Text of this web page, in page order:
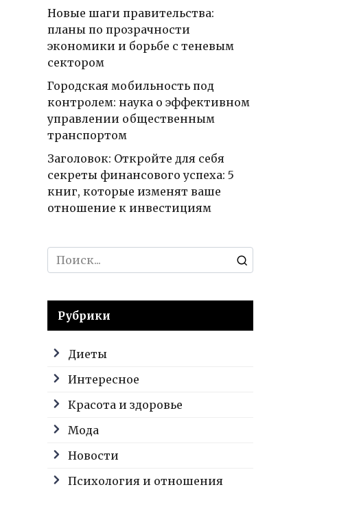
Новые шаги правительства:
планы по прозрачности
экономики и борьбе с теневым
сектором
Городская мобильность под
контролем: наука о эффективном
управлении общественным
транспортом
Заголовок: Откройте для себя
секреты финансового успеха: 5
книг, которые изменят ваше
отношение к инвестициям
Search
for:
Рубрики
Диеты
Интересное
Красота и здоровье
Мода
Новости
Психология и отношения